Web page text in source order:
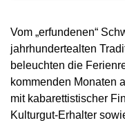
Vom „erfundenen“
jahrhundertealten
beleuchten die
kommenden Monaten
mit kabarettistischer
Kulturgut-Erhalter